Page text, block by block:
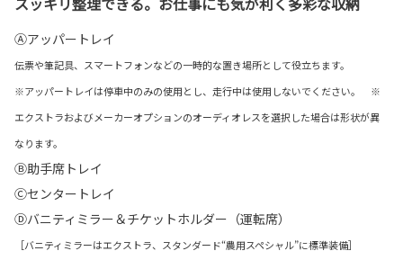
Ⓐアッパートレイ
伝票や筆記具、スマートフォンなどの一時的な置き場所として役立ちます。
※アッパートレイは停車中のみの使用とし、走行中は使用しないでください。 ※
エクストラおよびメーカーオプションのオーディオレスを選択した場合は形状が異
なります。
Ⓑ助手席トレイ
Ⓒセンタートレイ
Ⓓバニティミラー＆チケットホルダー（運転席）
［バニティミラーはエクストラ、スタンダード“農用スペシャル”に標準装備］